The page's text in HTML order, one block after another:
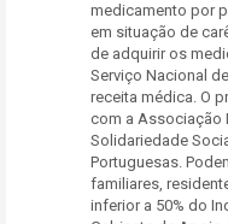
medicamento por
em situação de
de adquirir os
Serviço Nacional
receita médica. O
com a Associação
Solidariedade
Portuguesas.
familiares,
inferior a 50% do